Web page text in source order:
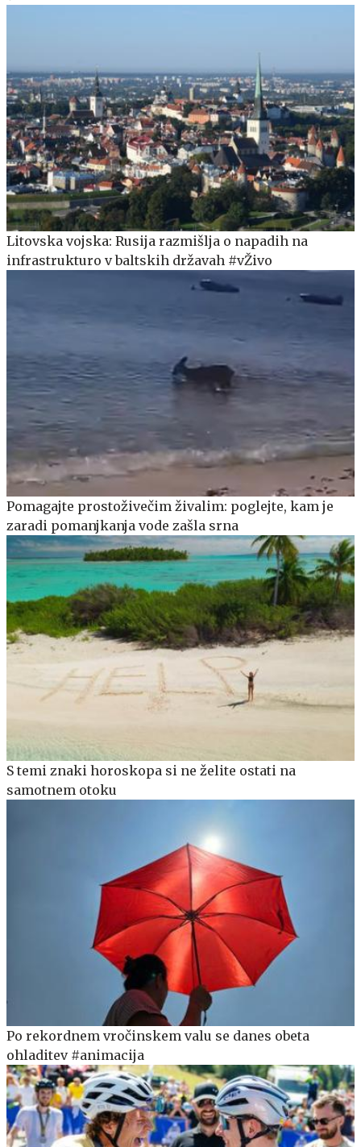
Litovska vojska: Rusija razmišlja o napadih na
infrastrukturo v baltskih državah #vŽivo
Pomagajte prostoživečim živalim: poglejte, kam je
zaradi pomanjkanja vode zašla srna
S temi znaki horoskopa si ne želite ostati na
samotnem otoku
Po rekordnem vročinskem valu se danes obeta
ohladitev #animacija